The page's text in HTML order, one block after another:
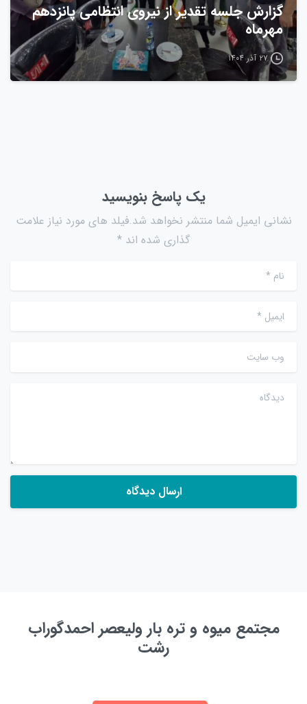
گزارش جلسه تقدیر از نیروی انتظامی پانزدهم
مهرماه
۲۷ آذر ۱۴۰۴
یک پاسخ بنویسید
نشانی ایمیل شما منتشر نخواهد شد.فیلد های مورد نیاز علامت
گذاری شده اند *
نام*
ایمیل *
وب سایت
دیدگاه
مجتمع میوه و تره بار ولیعصر احمدگوراب
رشت